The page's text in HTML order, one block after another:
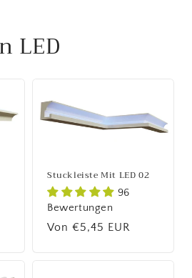
LED
Stuckleiste Mit LED 02
96
Bewertungen
Normaler
Von €5,45 EUR